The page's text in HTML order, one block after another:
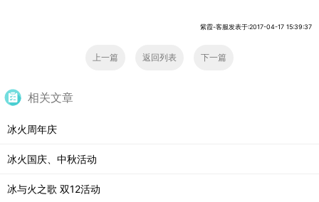
紫霞-客服发表于:2017-04-17 15:39:37
上一篇 返回列表 下一篇
相关文章
冰火周年庆
冰火国庆、中秋活动
冰与火之歌 双12活动